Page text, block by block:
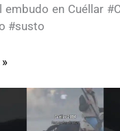
embudo en Cuéllar
#susto